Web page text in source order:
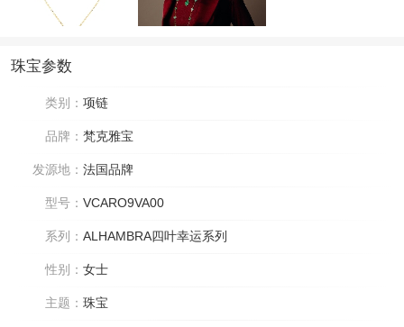
珠宝参数
类别： 项链
品牌： 梵克雅宝
发源地： 法国品牌
型号： VCARO9VA00
系列： ALHAMBRA四叶幸运系列
性别： 女士
主题： 珠宝